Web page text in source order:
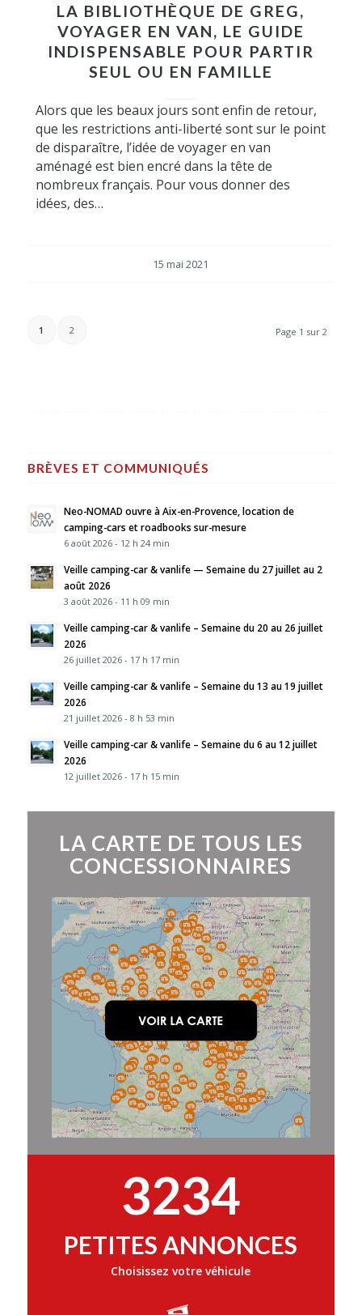
LA BIBLIOTHÈQUE DE GREG,
VOYAGER EN VAN, LE GUIDE
INDISPENSABLE POUR PARTIR
SEUL OU EN FAMILLE
Alors que les beaux jours sont enfin de retour,
que les restrictions anti-liberté sont sur le point
de disparaître, l’idée de voyager en van
aménagé est bien encré dans la tête de
nombreux français. Pour vous donner des
idées, des…
15 mai 2021
Page 1 sur 2
1 2
BRÈVES ET COMMUNIQUÉS
Neo-NOMAD ouvre à Aix-en-Provence, location de
camping-cars et roadbooks sur-mesure
6 août 2026 - 12 h 24 min
Veille camping-car & vanlife — Semaine du 27 juillet au 2
août 2026
3 août 2026 - 11 h 09 min
Veille camping-car & vanlife – Semaine du 20 au 26 juillet
2026
26 juillet 2026 - 17 h 17 min
Veille camping-car & vanlife – Semaine du 13 au 19 juillet
2026
21 juillet 2026 - 8 h 53 min
Veille camping-car & vanlife – Semaine du 6 au 12 juillet
2026
12 juillet 2026 - 17 h 15 min
LA CARTE DE TOUS LES
CONCESSIONNAIRES
3234
PETITES ANNONCES
Choisissez votre véhicule